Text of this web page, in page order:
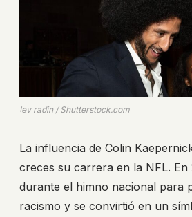
lev radin / Shutterstock.com
La influencia de Colin
creces su carrera en la NFL. En
durante el himno nacional para
racismo y se convirtió en un